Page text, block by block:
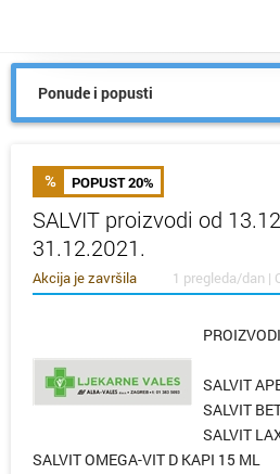
Ponude i popusti
POPUST 20%
SALVIT proizvodi od
31.12.2021.
Akcija je završila 1 pregleda/dan |
SALVIT
SALVIT
SALVIT
SALVIT OMEGA-VIT D KAPI 15 ML